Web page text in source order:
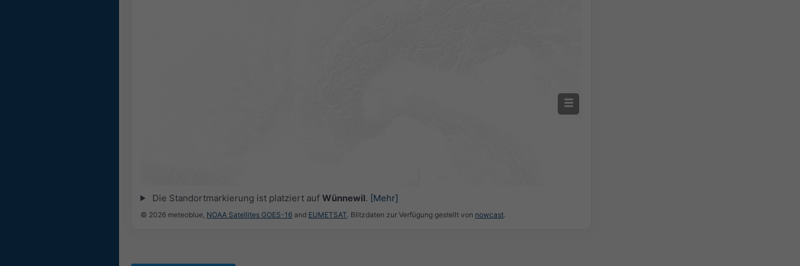
Die Standortmarkierung ist platziert auf Wünnewil. [Mehr]
© 2026 meteoblue, NOAA Satellites GOES-16 and EUMETSAT. Blitzdaten zur Verfügung gestellt von nowcast.